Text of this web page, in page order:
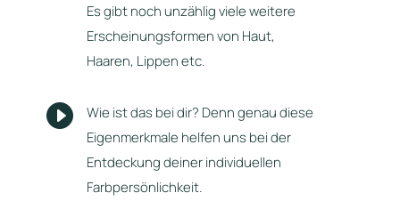
Es gibt noch unzählig viele weitere
Erscheinungsformen von Haut,
Haaren, Lippen etc.

Wie ist das bei dir? Denn genau diese
Eigenmerkmale helfen uns bei der
Entdeckung deiner individuellen
Farbpersönlichkeit.